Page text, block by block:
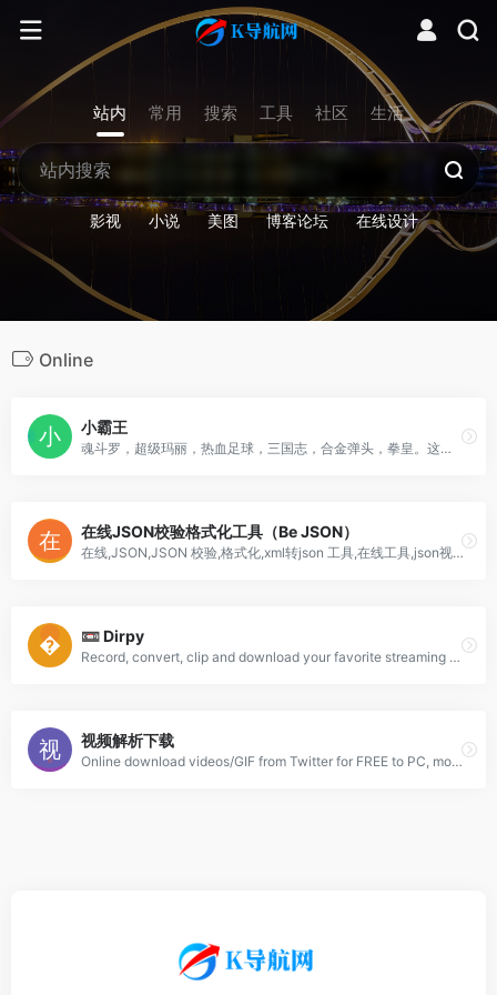
站内 常用 搜索 工具 社区 生活
影视 小说 美图 博客论坛 在线设计
Online
小霸王
魂斗罗，超级玛丽，热血足球，三国志，合金弹头，拳皇。这些小时候的回忆，黑白电视机前玩着小霸王游戏机的那种感觉令人怀念，希望大家可以找回童年的快乐
在线JSON校验格式化工具（Be JSON）
在线,JSON,JSON 校验,格式化,xml转json 工具,在线工具,json视图,可视化,程序,服务器,域名注册,正则表达式,测试,在线json格式化工具
📼 Dirpy
Record, convert, clip and download your favorite streaming content for free!
视频解析下载
Online download videos/GIF from Twitter for FREE to PC, mobile. Supports parse Y